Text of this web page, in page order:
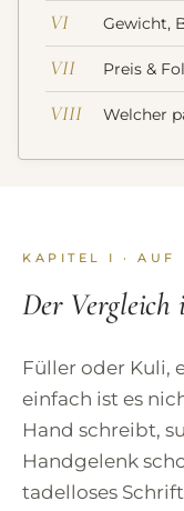
VI Gewicht,
VII Preis &
VIII Welcher
KAPITEL I · AUF
Der Vergleich
Füller oder Kuli,
einfach ist es
Hand schreibt,
Handgelenk
tadelloses